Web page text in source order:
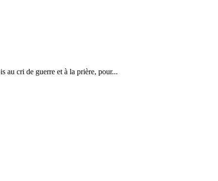
au cri de guerre et à la prière, pour...